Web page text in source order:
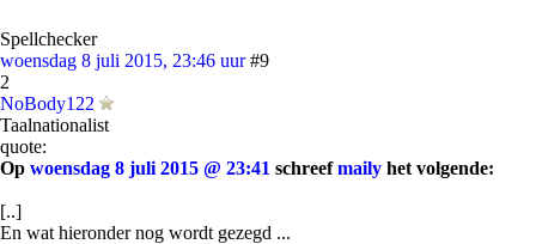
Spellchecker
woensdag 8 juli 2015, 23:46 uur #9
2
NoBody122
Taalnationalist
quote:
Op woensdag 8 juli 2015 @ 23:41 schreefmaily het volgende:
[..]
En wat hieronder nog wordt gezegd ...